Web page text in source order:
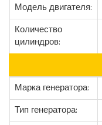
Модель двигателя:
Количество
цилиндров:
Марка генератора:
Тип генератора: